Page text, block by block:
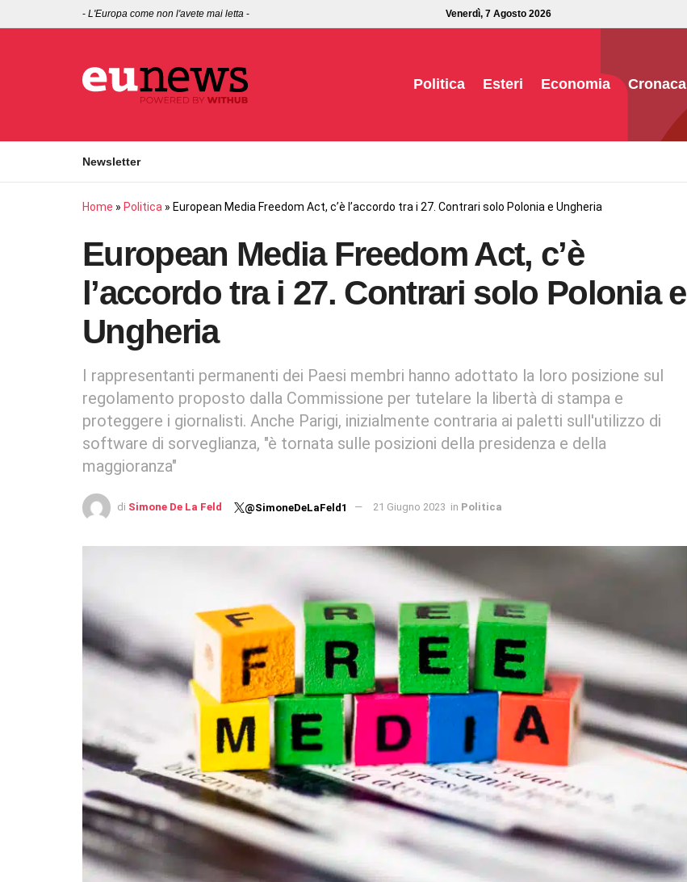
- L'Europa come non l'avete mai letta - Venerdì, 7 Agosto 2026
Politica Esteri Economia Cronaca
Newsletter
Home » Politica » European Media Freedom Act, c’è l’accordo tra i 27. Contrari solo Polonia e Ungheria
European Media Freedom Act, c’è
l’accordo tra i 27. Contrari solo Polonia e
Ungheria
I rappresentanti permanenti dei Paesi membri hanno adottato la loro posizione sul
regolamento proposto dalla Commissione per tutelare la libertà di stampa e
proteggere i giornalisti. Anche Parigi, inizialmente contraria ai paletti sull'utilizzo di
software di sorveglianza, "è tornata sulle posizioni della presidenza e della
maggioranza"
di Simone De La Feld @SimoneDeLaFeld1 21 Giugno 2023 in Politica